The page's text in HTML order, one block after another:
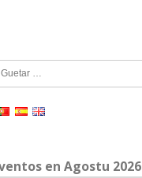
en Agostu 2026